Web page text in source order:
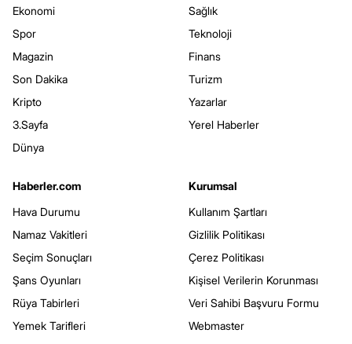
Ekonomi
Spor
Magazin
Son Dakika
Kripto
3.Sayfa
Dünya
Sağlık
Teknoloji
Finans
Turizm
Yazarlar
Yerel Haberler
Haberler.com
Hava Durumu
Namaz Vakitleri
Seçim Sonuçları
Şans Oyunları
Rüya Tabirleri
Yemek Tarifleri
Kurumsal
Kullanım Şartları
Gizlilik Politikası
Çerez Politikası
Kişisel Verilerin Korunması
Veri Sahibi Başvuru Formu
Webmaster